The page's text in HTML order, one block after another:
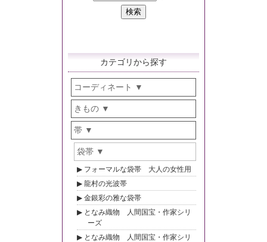
カテゴリから探す
コーディネート
きもの
帯
袋帯
フォーマルな袋帯 大人の女性用
龍村の光波帯
金銀彩の雅な袋帯
となみ織物 人間国宝・作家シリ
ーズ
となみ織物 人間国宝・作家シリ